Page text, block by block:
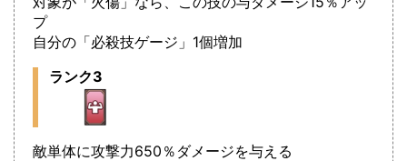
プ
自分の「必殺技ゲージ」1個増加
ランク3
敵単体に攻撃力650％ダメージを与える